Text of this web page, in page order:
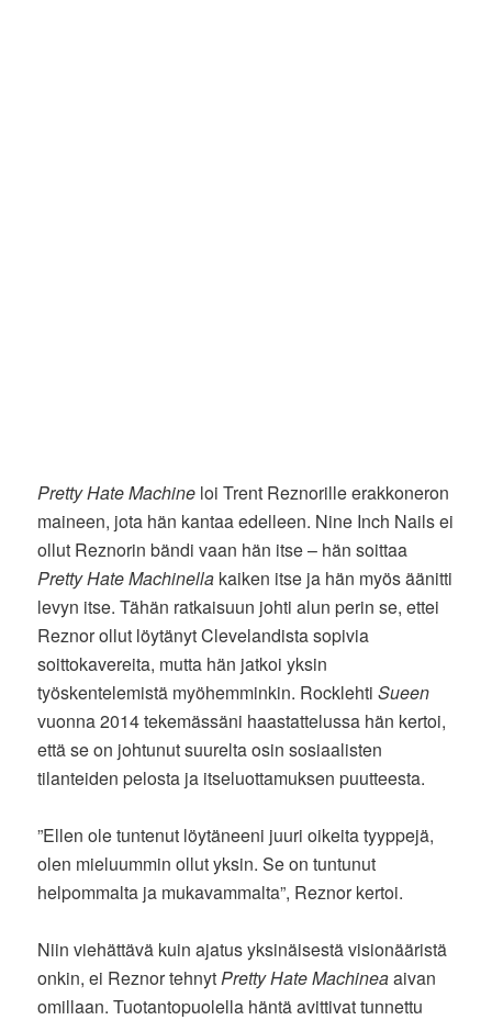
Pretty Hate Machine loi Trent Reznorille erakkoneron
maineen, jota hän kantaa edelleen. Nine Inch Nails ei
ollut Reznorin bändi vaan hän itse – hän soittaa
Pretty Hate Machinella kaiken itse ja hän myös äänitti
levyn itse. Tähän ratkaisuun johti alun perin se, ettei
Reznor ollut löytänyt Clevelandista sopivia
soittokavereita, mutta hän jatkoi yksin
työskentelemistä myöhemminkin. RocklehtiSueen
vuonna 2014 tekemässäni haastattelussa hän kertoi,
että se on johtunut suurelta osin sosiaalisten
tilanteiden pelosta ja itseluottamuksen puutteesta.
”Ellen ole tuntenut löytäneeni juuri oikeita tyyppejä,
olen mieluummin ollut yksin. Se on tuntunut
helpommalta ja mukavammalta”, Reznor kertoi.
Niin viehättävä kuin ajatus yksinäisestä visionääristä
onkin, ei Reznor tehnyt Pretty Hate Machineaaivan
omillaan. Tuotantopuolella häntä avittivat tunnettu